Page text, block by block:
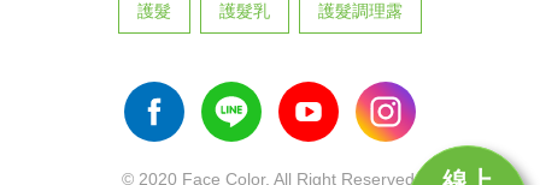
護髮 護髮乳 護髮調理露
© 2020 Face Color. All Right Reserved.